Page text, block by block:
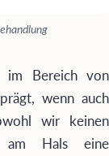
im Bereich von
wenn auch
wir keinen
am Hals eine